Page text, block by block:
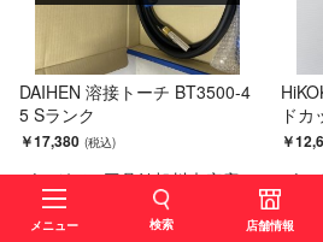
DAIHEN 溶接トーチ BT3500-4
5 Sランク
￥17,380
ビッグバン工具館旭川末広店
ド
￥
ビッ
メニュー 検索 店舗情報